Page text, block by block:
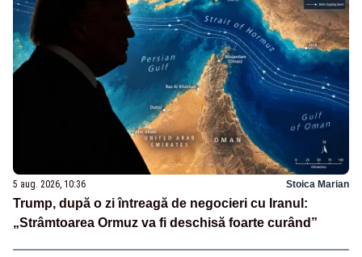
5 aug. 2026, 10:36 Stoica Marian
Trump, după o zi întreagă de negocieri cu Iranul:
„Strâmtoarea Ormuz va fi deschisă foarte curând”